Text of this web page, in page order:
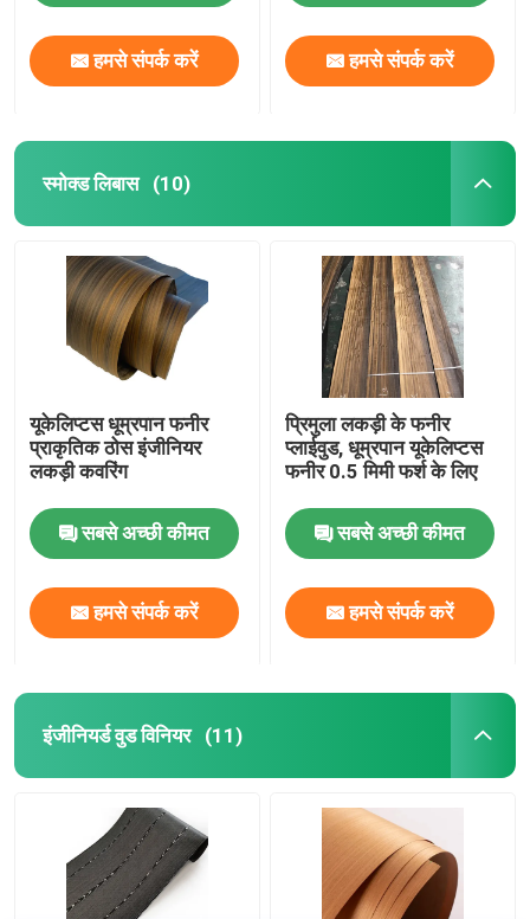
हमसे संपर्क करें हमसे संपर्क करें
स्मोक्ड लिबास (10)
यूकेलिप्टस धूम्रपान फनीर
प्राकृतिक ठोस इंजीनियर
लकड़ी कवरिंग
सबसे अच्छी कीमत
हमसे संपर्क करें
प्रिमुला लकड़ी के फनीर
प्लाईवुड, धूम्रपान यूकेलिप्टस
फनीर 0.5 मिमी फर्श के लिए
सबसे अच्छी कीमत
हमसे संपर्क करें
इंजीनियर्ड वुड विनियर (11)